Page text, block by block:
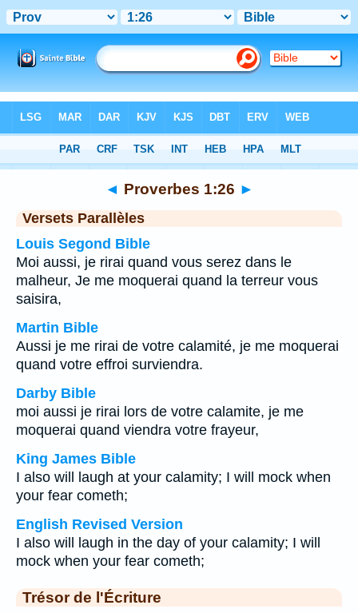
Chapitre 1> Verset 26
◄ Proverbes 1:26 ►
Versets Parallèles
Louis Segond Bible
Moi aussi, je rirai quand vous serez dans le
malheur, Je me moquerai quand la terreur vous
saisira,
Martin Bible
Aussi je me rirai de votre calamité, je me moquerai
quand votre effroi surviendra.
Darby Bible
moi aussi je rirai lors de votre calamite, je me
moquerai quand viendra votre frayeur,
King James Bible
I also will laugh at your calamity; I will mock when
your fear cometh;
English Revised Version
I also will laugh in the day of your calamity; I will
mock when your fear cometh;
Trésor de l'Écriture